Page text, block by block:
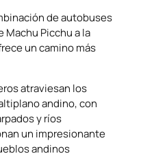
de autobuses
Picchu a la
un camino más
atraviesan los
andino, con
y ríos
un impresionante
andinos